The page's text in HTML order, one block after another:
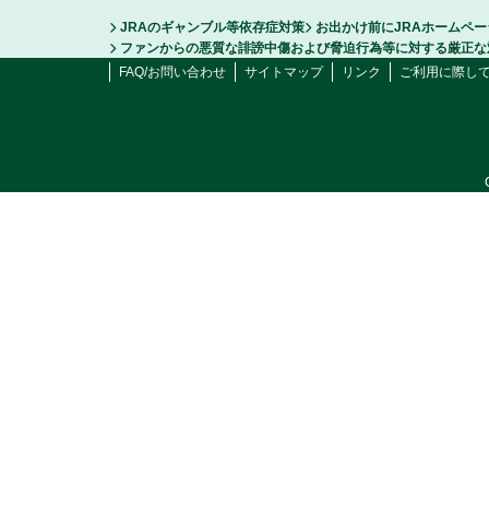
JRAのギャンブル等依存症対策
お出かけ前にJRAホームペ
ファンからの悪質な誹謗中傷および脅迫行為等に対する厳正
FAQ/お問い合わせ
サイトマップ リンク ご利用に際し